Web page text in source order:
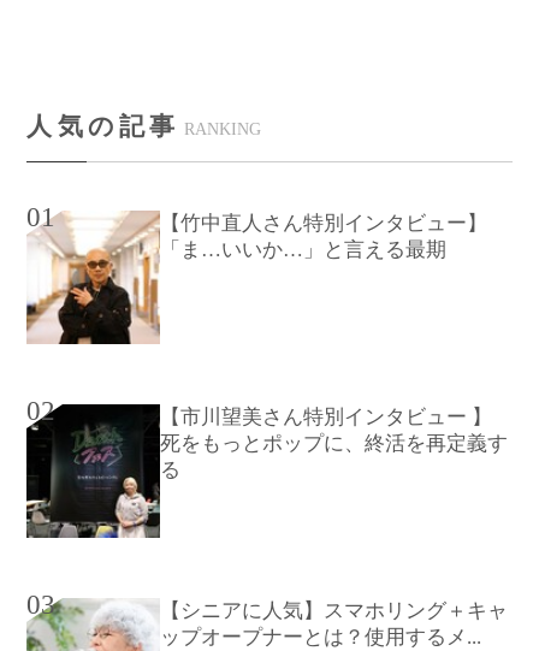
人気の記事 RANKING
01
【竹中直人さん特別インタビュー】
「ま…いいか…」と言える最期
02
【市川望美さん特別インタビュー 】
死をもっとポップに、終活を再定義す
る
03
【シニアに人気】スマホリング＋キャ
ップオープナーとは？使用するメ...